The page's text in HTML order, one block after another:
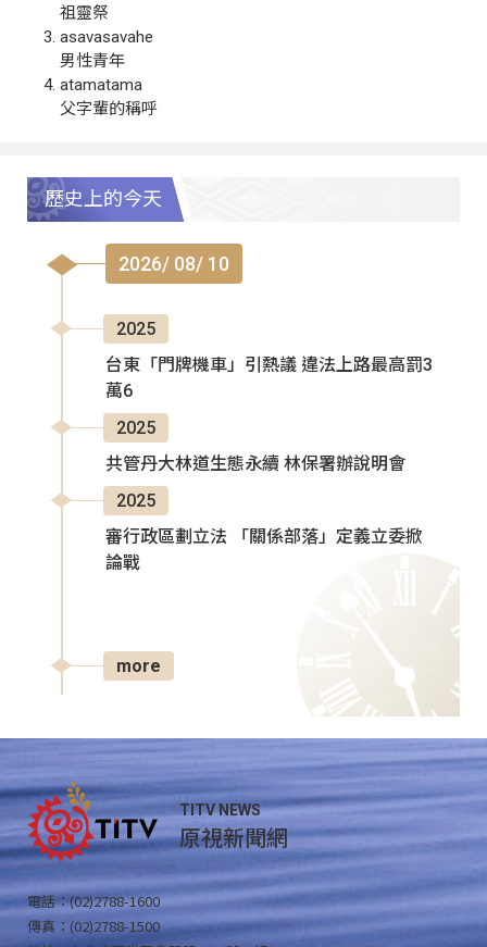
祖靈祭
asavasavahe
男性青年
atamatama
父字輩的稱呼
歷史上的今天
2026/ 08/ 10
2025
台東「門牌機車」引熱議 違法上路最高罰3
萬6
2025
共管丹大林道生態永續 林保署辦說明會
2025
審行政區劃立法 「關係部落」定義立委掀
論戰
more
TITV NEWS
原視新聞網
電話：(02)2788-1600
傳真：(02)2788-1500